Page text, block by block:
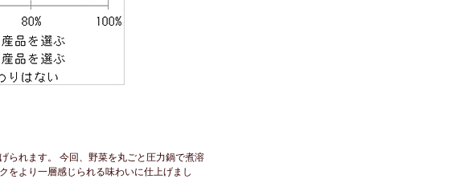
られます。 今回、野菜を丸ごと圧力鍋で煮溶
をより一層感じられる味わいに仕上げまし